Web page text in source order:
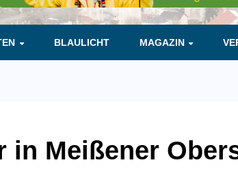
BLAULICHT MAGAZIN
in Meißener